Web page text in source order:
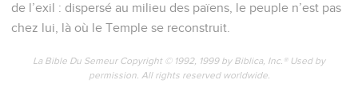
s'empressa de lui fournir les choses nécessaires pour sa
toilette et pour sa subsistance, lui donna sept jeunes filles
filles dans le meilleur appartement de la maison des femmes.